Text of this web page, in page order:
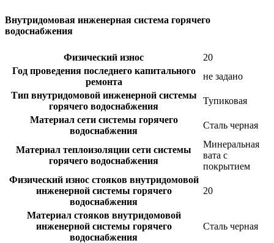
Внутридомовая инженерная система горячего
водоснабжения
Физический износ
20
Год проведения последнего капитального
ремонта
не задано
Тип внутридомовой инженерной системы
горячего водоснабжения
Тупиковая
Материал сети системы горячего
водоснабжения
Сталь черная
Материал теплоизоляции сети системы
горячего водоснабжения
Минеральная
вата с
покрытием
Физический износ стояков внутридомовой
инженерной системы горячего
водоснабжения
20
Материал стояков внутридомовой
инженерной системы горячего
водоснабжения
Сталь черная